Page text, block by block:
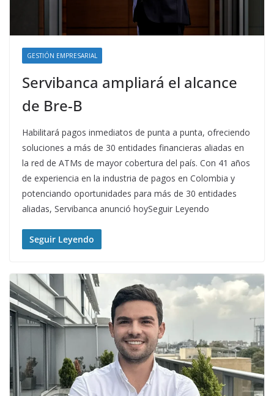
GESTIÓN EMPRESARIAL
Servibanca ampliará el alcance
de Bre-B
Habilitará pagos inmediatos de punta a punta, ofreciendo
soluciones a más de 30 entidades financieras aliadas en
la red de ATMs de mayor cobertura del país. Con 41 años
de experiencia en la industria de pagos en Colombia y
potenciando oportunidades para más de 30 entidades
aliadas, Servibanca anunció hoySeguir Leyendo
Seguir Leyendo